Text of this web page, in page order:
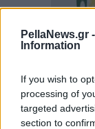
PellaNews.gr -
Information
If you wish to
processing of
targeted
section to